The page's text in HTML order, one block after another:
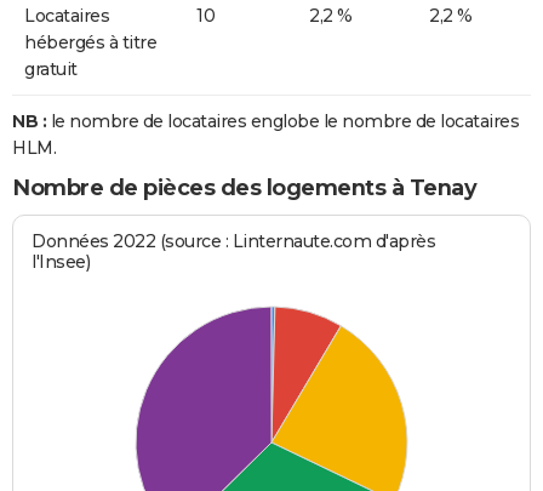
Locataires
hébergés à titre
gratuit
10 2,2 % 2,2 %
NB : le nombre de locataires englobe le nombre de locataires
HLM.
Nombre de pièces des logements à Tenay
Données 2022 (source : Linternaute.com d'après
l'Insee)